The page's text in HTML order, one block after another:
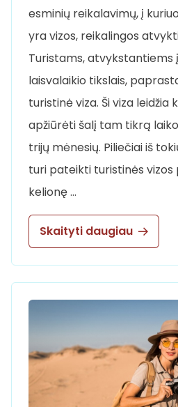
esminių reikalavimų, į
yra vizos, reikalingos
Turistams, atvykstantiems
laisvalaikio tikslais,
turistinė viza. Ši viza leidžia
apžiūrėti šalį tam tikrą
trijų mėnesių. Piliečiai iš
turi pateikti turistinės
kelionę …
Skaityti daugiau